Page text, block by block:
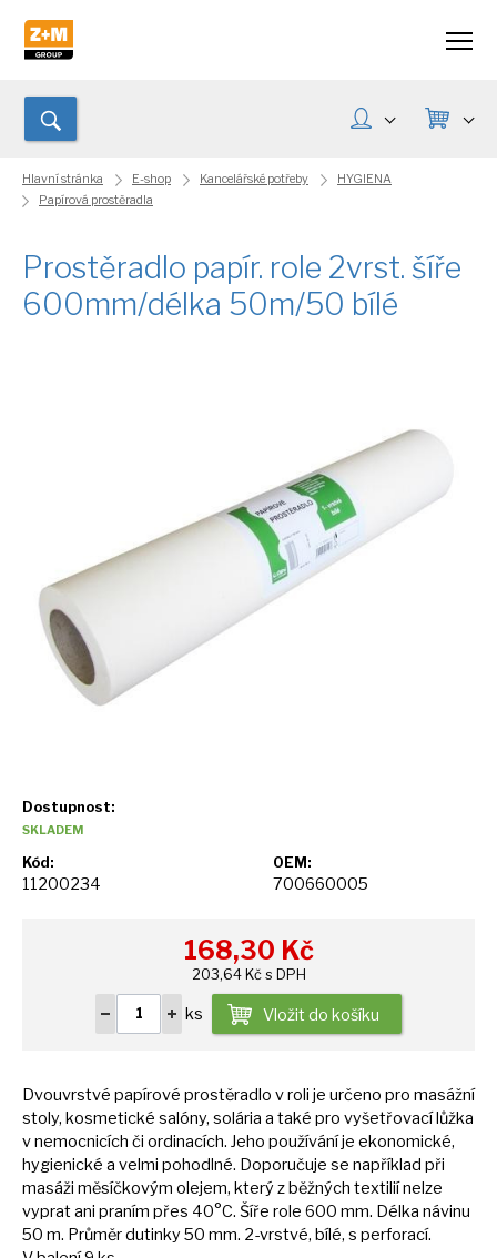
Hlavní stránka E-shop Kancelářské potřeby
HYGIENA
Papírová prostěradla
Prostěradlo papír. role 2vrst. šíře
600mm/délka 50m/50 bílé
Dostupnost:
SKLADEM
Kód:
11200234
OEM:
700660005
168,30 Kč
203,64 Kč s DPH
ks Vložit do košíku
Dvouvrstvé papírové prostěradlo vroli je určeno pro masážní
stoly, kosmetické salóny, solária a také pro vyšetřovací lůžka
vnemocnicích či ordinacích. Jeho používáníje ekonomické,
hygienické a velmi pohodlné. Doporučuje se například při
masáži měsíčkovým olejem, kterýzběžných textilií nelze
vyprat ani praním přes 40°C. Šíře role 600 mm. Délka návinu
50 m. Průměr dutinky50 mm. 2-vrstvé, bílé, s perforací.